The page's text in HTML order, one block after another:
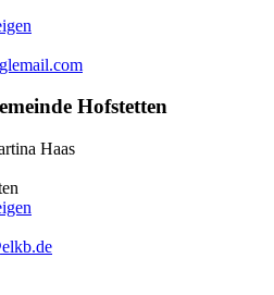
Hofstetten
Haas